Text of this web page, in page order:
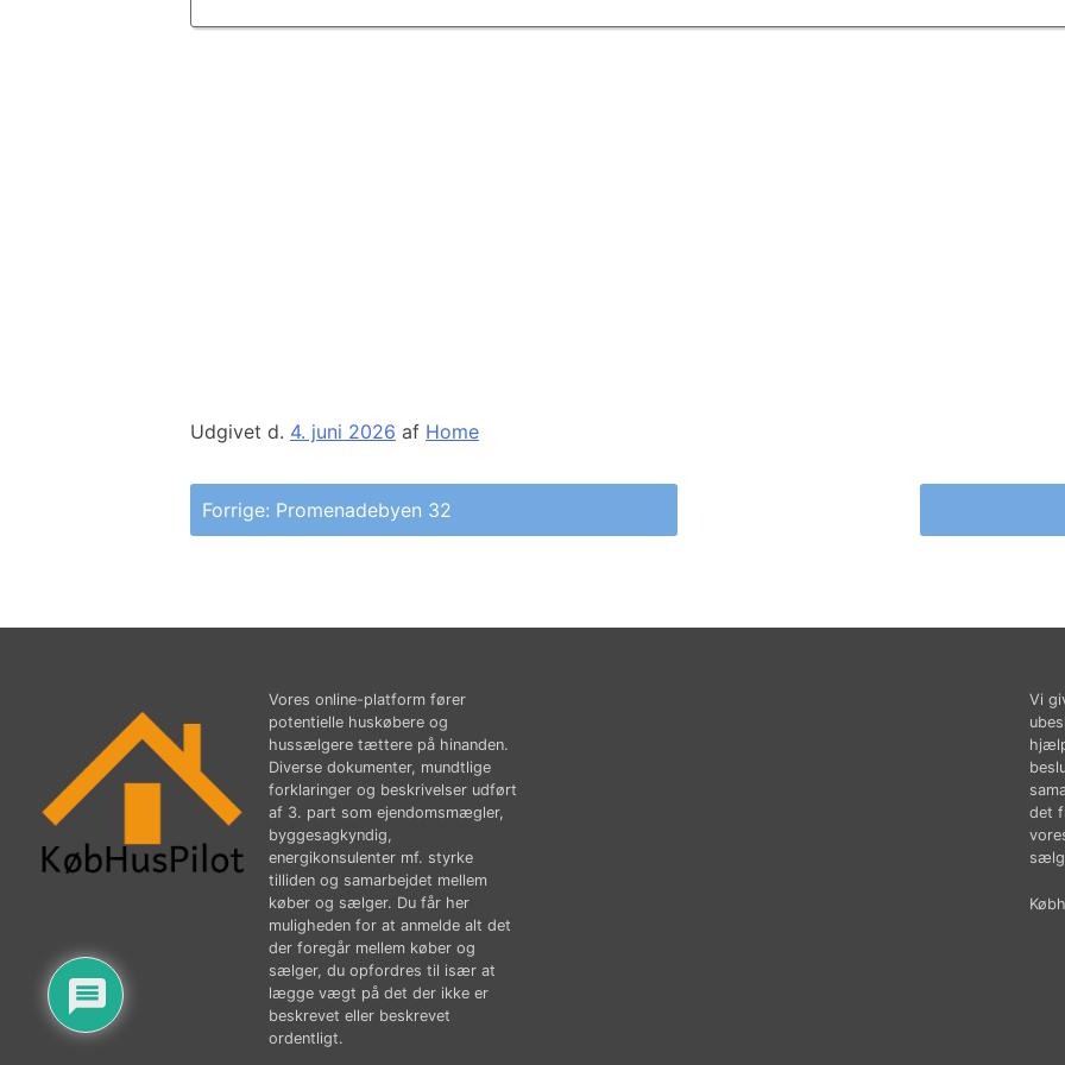
Udgivet d. 4. juni 2026 af Home
Indlægsnavigation
Forrige: Promenadebyen 32
Vores online-platform fører
potentielle huskøbere og
hussælgere tættere på hinanden.
Diverse dokumenter, mundtlige
forklaringer og beskrivelser udført
af 3. part som ejendomsmægler,
byggesagkyndig,
energikonsulenter mf. styrke
tilliden og samarbejdet mellem
køber og sælger. Du får her
muligheden for at anmelde alt det
der foregår mellem køber og
sælger, du opfordres til især at
lægge vægt på det der ikke er
beskrevet eller beskrevet
ordentligt.
Vi
det